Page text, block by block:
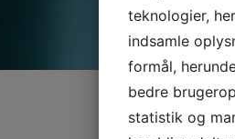
teknologier,
indsamle
formål,
bedre
statistik og